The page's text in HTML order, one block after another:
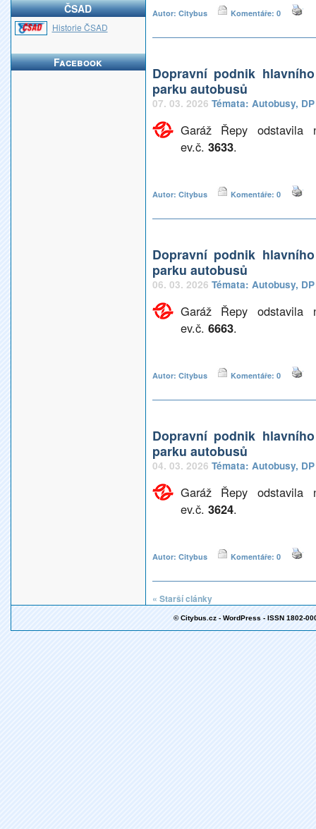
ČSAD
Historie ČSAD
Facebook
Autor: Citybus Komentáře: 0
Dopravní podnik
parku autobusů
07. 03. 2026 Témata: Autobusy,
Garáž Řepy
ev.č. 3633.
Autor: Citybus Komentáře: 0
Dopravní podnik
parku autobusů
06. 03. 2026 Témata: Autobusy,
Garáž Řepy
ev.č. 6663.
Autor: Citybus Komentáře: 0
Dopravní podnik
parku autobusů
04. 03. 2026 Témata: Autobusy,
Garáž Řepy
ev.č. 3624.
Autor: Citybus Komentáře: 0
« Starší clánky
© Citybus.cz - WordPress - ISSN 1802-